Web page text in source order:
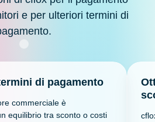
e per ulteriori termini di
di pagamento
commerciale è
equilibrio tra sconto o costi